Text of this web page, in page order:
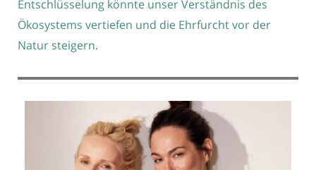
Entschlüsselung könnte unser Verständnis des
Ökosystems vertiefen und die Ehrfurcht vor der
Natur steigern.